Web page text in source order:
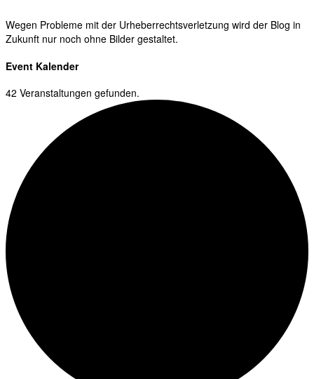
Wegen Probleme mit der Urheberrechtsverletzung wird der Blog in
Zukunft nur noch ohne Bilder gestaltet.
Event Kalender
42 Veranstaltungen gefunden.